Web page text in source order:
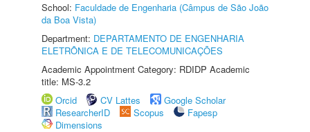
School: Faculdade de Engenharia (Câmpus de São João
da Boa Vista)
Department: DEPARTAMENTO DE ENGENHARIA
ELETRÔNICA E DE TELECOMUNICAÇÕES
Academic Appointment Category: RDIDP Academic
title: MS-3.2
Orcid
CV Lattes
Google Scholar
ResearcherID
Scopus
Fapesp
Dimensions